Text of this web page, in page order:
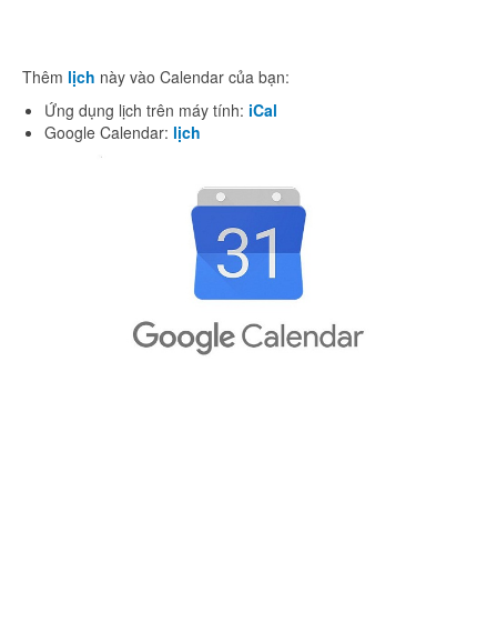
Thêm lịch này vào Calendar của bạn:
Ứng dụng lịch trên máy tính: iCal
Google Calendar: lịch